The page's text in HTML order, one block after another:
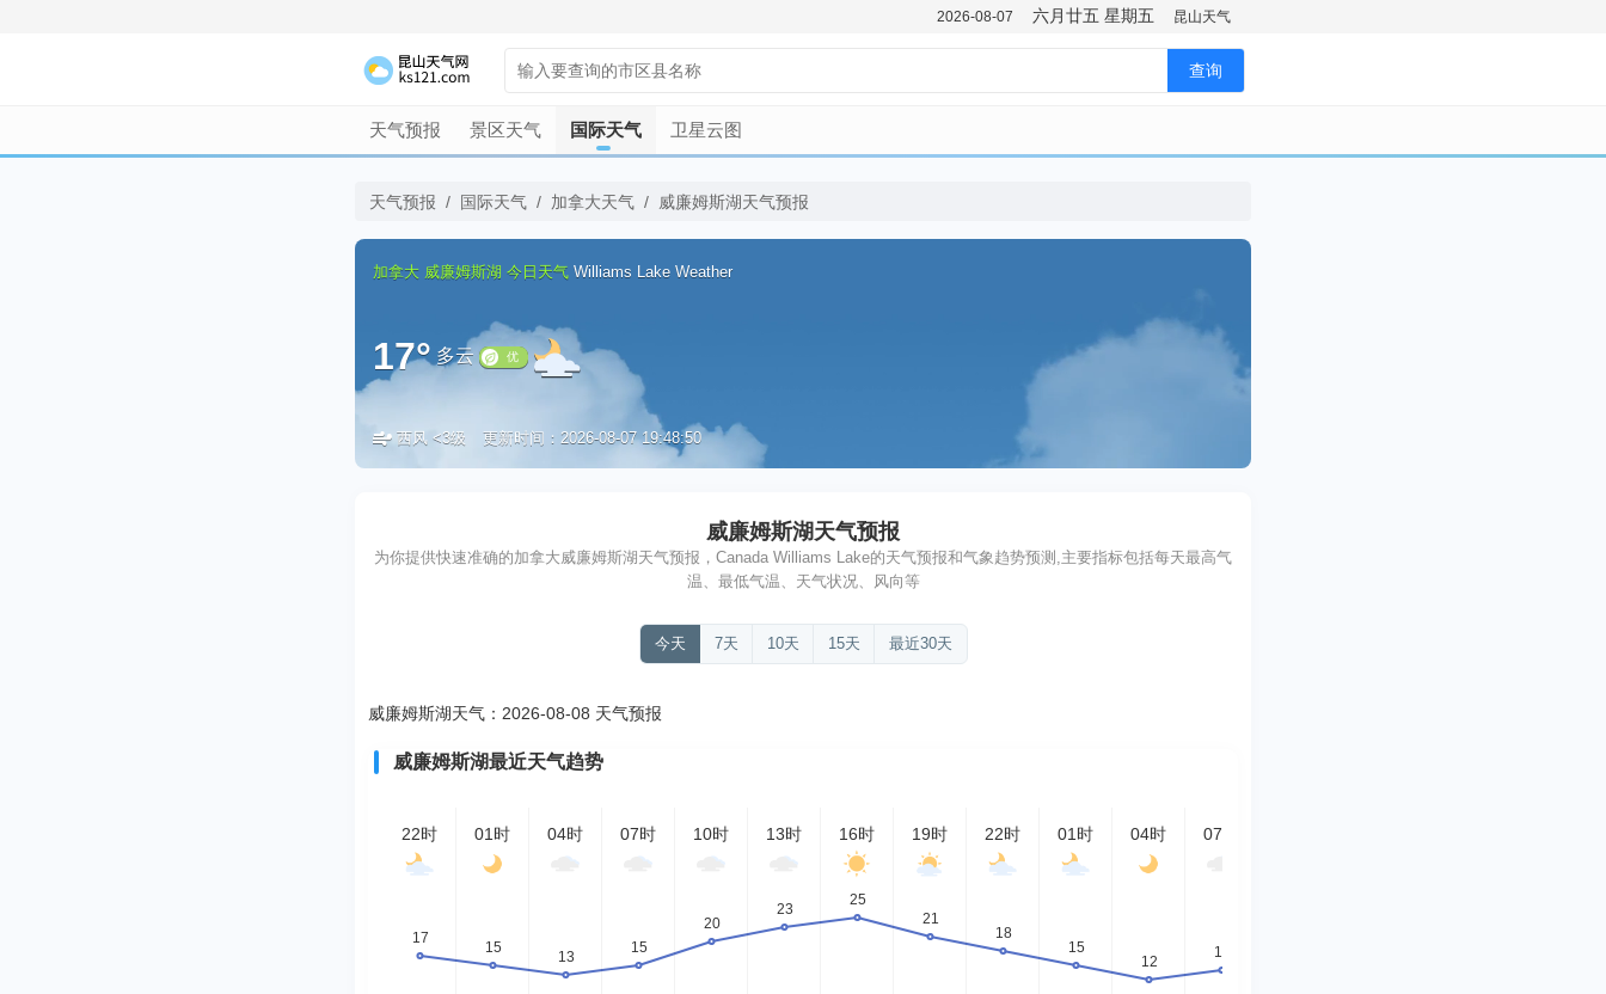
2026-08-07 六月廿五 星期五 昆山天气
查询
天气预报 景区天气 国际天气 卫星云图
天气预报 / 国际天气 / 加拿大天气 / 威廉姆斯湖天气预报
加拿大 威廉姆斯湖 今日天气 Williams Lake Weather
17° 多云
西风 <3级 更新时间：2026-08-07 19:48:50
威廉姆斯湖天气预报
为你提供快速准确的加拿大威廉姆斯湖天气预报，Canada Williams Lake的天气预报和气象趋势预测,主要指标包括每天最高气
温、最低气温、天气状况、风向等
今天 7天 10天 15天 最近30天
威廉姆斯湖天气：2026-08-08 天气预报
威廉姆斯湖最近天气趋势
22时 01时 04时 07时 10时 13时 16时 19时 22时 01时 04时 07时